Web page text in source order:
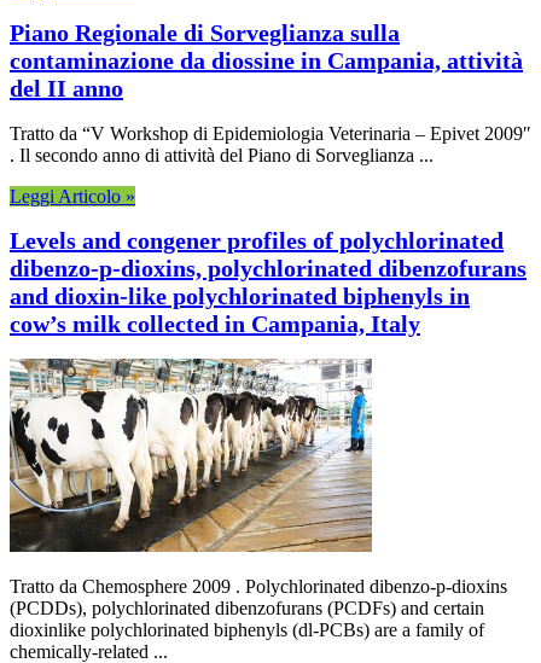
Piano Regionale di Sorveglianza sulla
contaminazione da diossine in Campania, attività
del II anno
Tratto da “V Workshop di Epidemiologia Veterinaria – Epivet 2009″
. Il secondo anno di attività del Piano di Sorveglianza ...
Leggi Articolo »
Levels and congener profiles of polychlorinated
dibenzo-p-dioxins, polychlorinated dibenzofurans
and dioxin-like polychlorinated biphenyls in
cow’s milk collected in Campania, Italy
Tratto da Chemosphere 2009 . Polychlorinated dibenzo-p-dioxins
(PCDDs), polychlorinated dibenzofurans (PCDFs) and certain
dioxinlike polychlorinated biphenyls (dl-PCBs) are a family of
chemically-related ...